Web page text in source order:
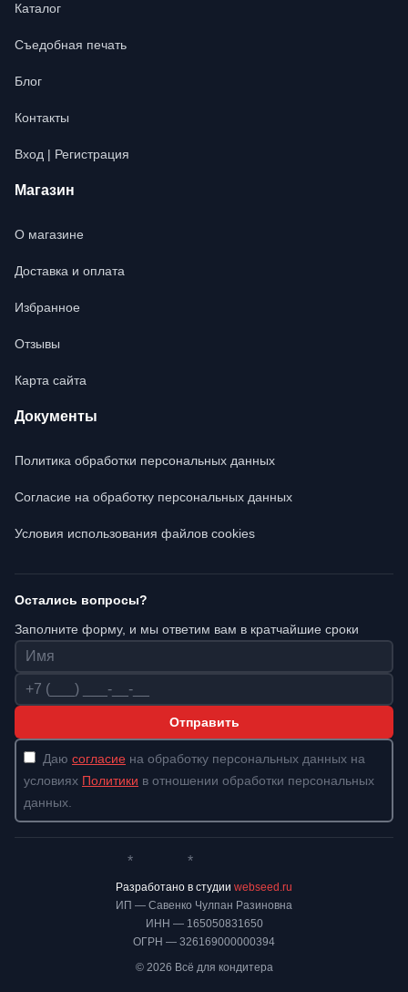
Каталог
Съедобная печать
Блог
Контакты
Вход | Регистрация
Магазин
О магазине
Доставка и оплата
Избранное
Отзывы
Карта сайта
Документы
Политика обработки персональных данных
Согласие на обработку персональных данных
Условия использования файлов cookies
Остались вопросы?
Заполните форму, и мы ответим вам в кратчайшие сроки
Имя
Телефон
Отправить
Даю согласие на обработку персональных данных на
условиях Политики в отношении обработки персональных
данных.
ИП — Савенко Чулпан Разиновна
ИНН — 165050831650
ОГРН — 326169000000394
© 2026 Всё для кондитера
* *
Разработано в студии webseed.ru